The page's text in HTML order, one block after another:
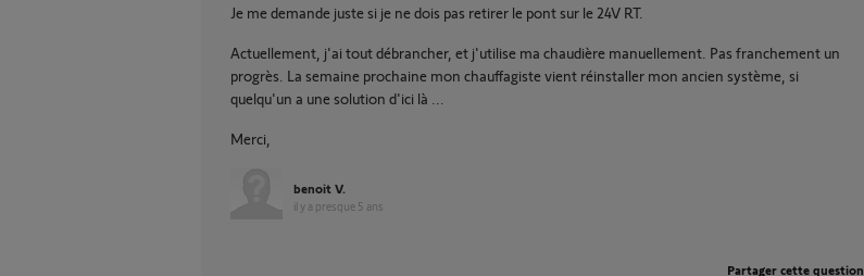
Je me demande juste si je ne dois pas retirer le pont sur le 24V RT.
Actuellement, j'ai tout débrancher, et j'utilise ma chaudière manuellement. Pas franchement un
progrès. La semaine prochaine mon chauffagiste vient réinstaller mon ancien système, si
quelqu'un a une solution d'ici là ...
Merci,
benoit V.
il y a presque 5 ans
Partager cette question